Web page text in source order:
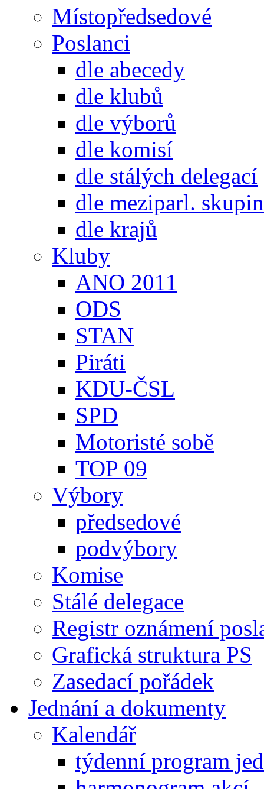
Místopředsedové
Poslanci
dle abecedy
dle klubů
dle výborů
dle komisí
dle stálých delegací
dle meziparl. skupin
dle krajů
Kluby
ANO 2011
ODS
STAN
Piráti
KDU-ČSL
SPD
Motoristé sobě
TOP 09
Výbory
předsedové
podvýbory
Komise
Stálé delegace
Registr oznámení
Grafická struktura PS
Zasedací pořádek
Jednání a dokumenty
Kalendář
týdenní program